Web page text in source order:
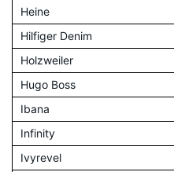
Heine
Hilfiger Denim
Holzweiler
Hugo Boss
Ibana
Infinity
Ivyrevel